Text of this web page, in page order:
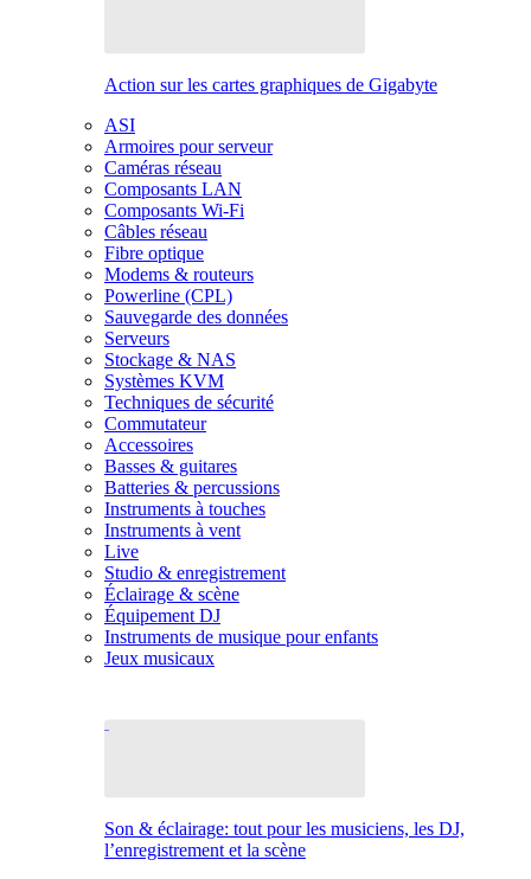
Action sur les cartes graphiques de Gigabyte
ASI
Armoires pour serveur
Caméras réseau
Composants LAN
Composants Wi-Fi
Câbles réseau
Fibre optique
Modems & routeurs
Powerline (CPL)
Sauvegarde des données
Serveurs
Stockage & NAS
Systèmes KVM
Techniques de sécurité
Commutateur
Accessoires
Basses & guitares
Batteries & percussions
Instruments à touches
Instruments à vent
Live
Studio & enregistrement
Éclairage & scène
Équipement DJ
Instruments de musique pour enfants
Jeux musicaux
Son & éclairage: tout pour les musiciens, les DJ,
l’enregistrement et la scène